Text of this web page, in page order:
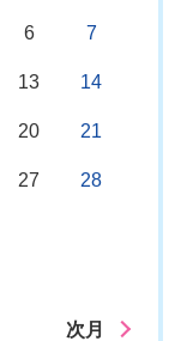
6 7
13 14
20 21
27 28
次月